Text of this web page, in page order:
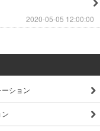
2020-05-05 12:00:00
ション